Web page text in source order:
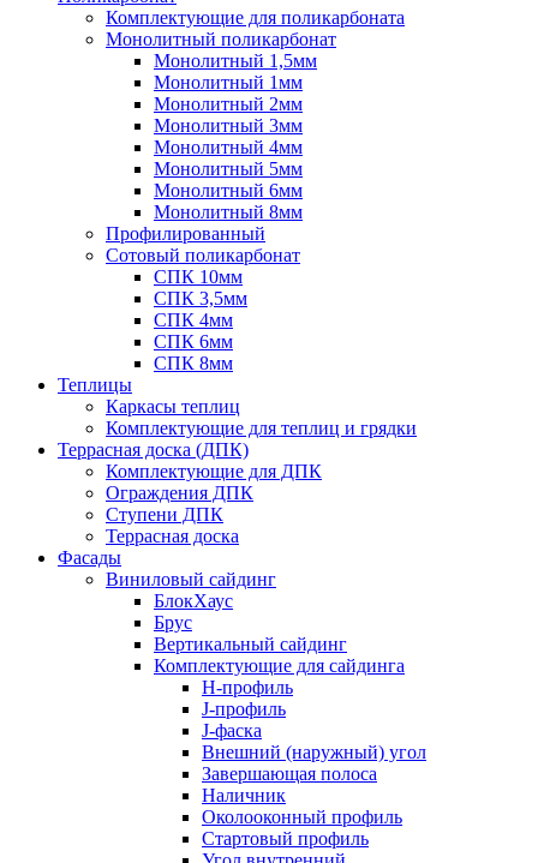
Комплектующие для поликарбоната
Монолитный поликарбонат
Монолитный 1,5мм
Монолитный 1мм
Монолитный 2мм
Монолитный 3мм
Монолитный 4мм
Монолитный 5мм
Монолитный 6мм
Монолитный 8мм
Профилированный
Сотовый поликарбонат
СПК 10мм
СПК 3,5мм
СПК 4мм
СПК 6мм
СПК 8мм
Теплицы
Каркасы теплиц
Комплектующие для теплиц и грядки
Террасная доска (ДПК)
Комплектующие для ДПК
Ограждения ДПК
Ступени ДПК
Террасная доска
Фасады
Виниловый сайдинг
БлокХаус
Брус
Вертикальный сайдинг
Комплектующие для сайдинга
H-профиль
J-профиль
J-фаска
Внешний (наружный) угол
Завершающая полоса
Наличник
Околооконный профиль
Стартовый профиль